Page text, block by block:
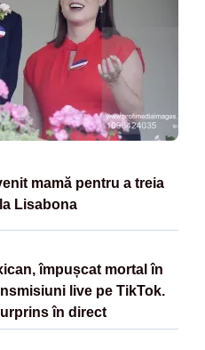
mamă pentru a treia
Lisabona
împușcat mortal în
live pe TikTok.
în direct